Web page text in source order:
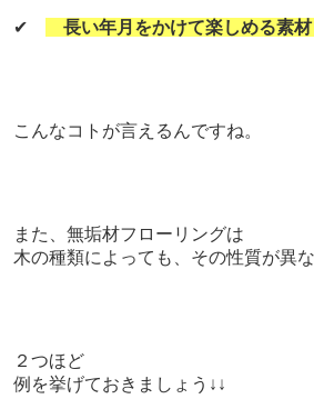
✔ 長い年月をかけて楽しめる素
こんなコトが言えるんですね。
また、 無垢材フローリングは
木の種類によっても、その性質が異な
２つほど
例を挙げておきましょう↓↓